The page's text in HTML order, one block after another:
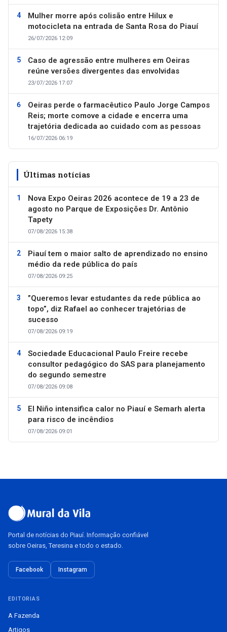
Mulher morre após colisão entre Hilux e
motocicleta na entrada de Santa Rosa do Piauí
26/07/2026 12:09
Caso de agressão entre mulheres em Oeiras
reúne versões divergentes das envolvidas
23/07/2026 17:07
Oeiras perde o farmacêutico Paulo Jorge Campos
Reis; morte comove a cidade e encerra uma
trajetória dedicada ao cuidado com as pessoas
16/07/2026 06:19
Últimas notícias
Nova Expo Oeiras 2026 acontece de 19 a 23 de
agosto no Parque de Exposições Dr. Antônio
Tapety
07/08/2026 15:38
Piauí tem o maior salto de aprendizado no ensino
médio da rede pública do país
07/08/2026 09:25
”Queremos levar estudantes da rede pública ao
topo”, diz Rafael ao conhecer trajetórias de
sucesso
07/08/2026 09:19
Sociedade Educacional Paulo Freire recebe
consultor pedagógico do SAS para planejamento
do segundo semestre
07/08/2026 09:08
El Niño intensifica calor no Piauí e Semarh alerta
para risco de incêndios
07/08/2026 09:01
Portal de notícias do Piauí. Informação confiável
sobre Oeiras, Teresina e todo o estado.
Facebook Instagram
EDITORIAS
A Fazenda
Artigos